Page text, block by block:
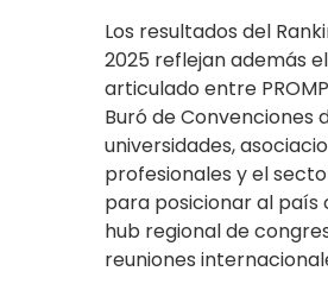
Los resultados del
2025 reflejan además
articulado entre
Buró de Convenciones
universidades,
profesionales y el
para posicionar al país
hub regional de
reuniones